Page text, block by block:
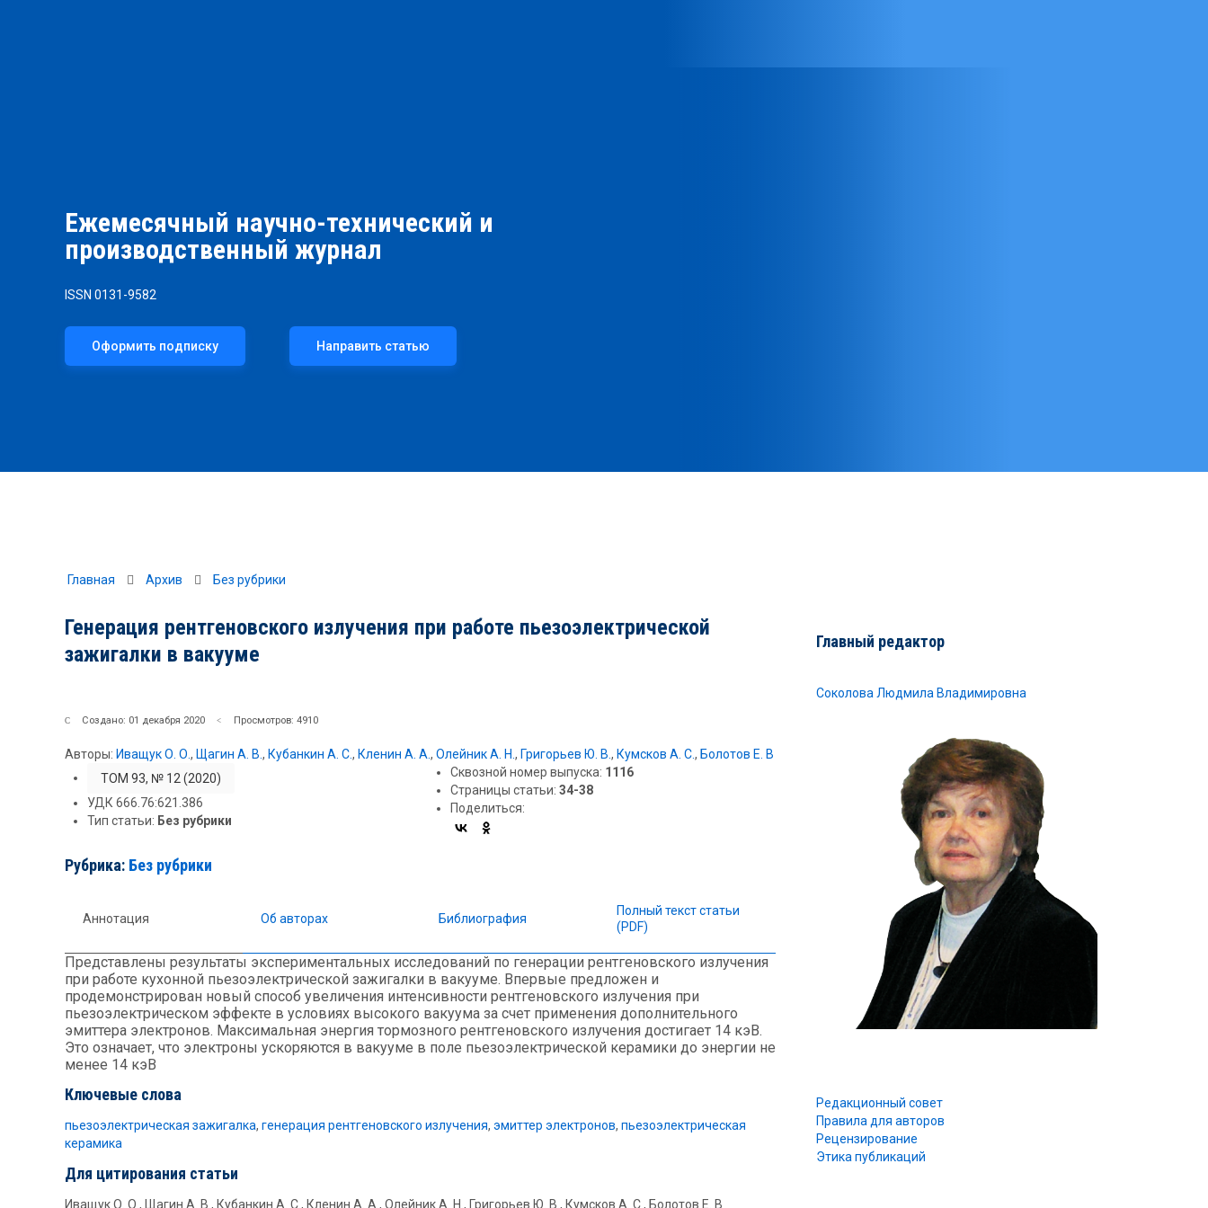
Ежемесячный научно-технический и
производственный журнал
ISSN 0131-9582
Оформить подписку Направить статью
Главная Архив Без рубрики
Генерация рентгеновского излучения при работе пьезоэлектрической
зажигалки в вакууме
Создано: 01 декабря 2020 Просмотров: 4910
Авторы: Иващук О. О. , Щагин А. В. , Кубанкин А. С., Кленин А. А. , Олейник А. Н. , Григорьев Ю. В. , Кумсков А. С., Болотов Е. В
ТОМ 93, № 12 (2020)
УДК 666.76:621.386
Тип статьи: Без рубрики
Сквозной номер выпуска: 1116
Страницы статьи:34-38
Поделиться:
Рубрика: Без рубрики
Аннотация Об авторах Библиография
Полный текст статьи
(PDF)
Представлены результаты экспериментальных исследований по генерации рентгеновского излучения
при работе кухонной пьезоэлектрической зажигалки в вакууме. Впервые предложен и
продемонстрирован новый способ увеличения интенсивности рентгеновского излучения при
пьезоэлектрическом эффекте в условиях высокого вакуума за счет применения дополнительного
эмиттера электронов. Максимальная энергия тормозного рентгеновского излучения достигает 14 кэВ.
Это означает, что электроны ускоряются в вакууме в поле пьезоэлектрической керамики до энергии не
менее 14 кэВ
Ключевые слова
пьезоэлектрическая зажигалка, генерация рентгеновского излучения, эмиттер электронов, пьезоэлектрическая
керамика
Для цитирования статьи
Иващук О. О., Щагин А. В., Кубанкин А. С., Кленин А. А., Олейник А. Н., Григорьев Ю. В., Кумсков А. С., Болотов Е. В
Главный редактор
Соколова Людмила Владимировна
Редакционный совет
Правила для авторов
Рецензирование
Этика публикаций